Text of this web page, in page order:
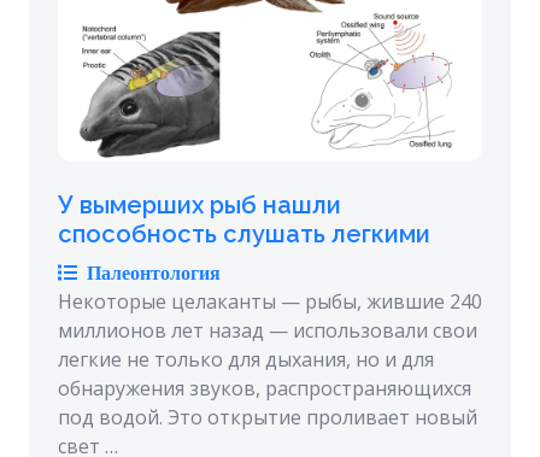
У вымерших рыб нашли
способность слушать легкими
Палеонтология
Некоторые целаканты — рыбы, жившие 240
миллионов лет назад — использовали свои
легкие не только для дыхания, но и для
обнаружения звуков, распространяющихся
под водой. Это открытие проливает новый
свет …